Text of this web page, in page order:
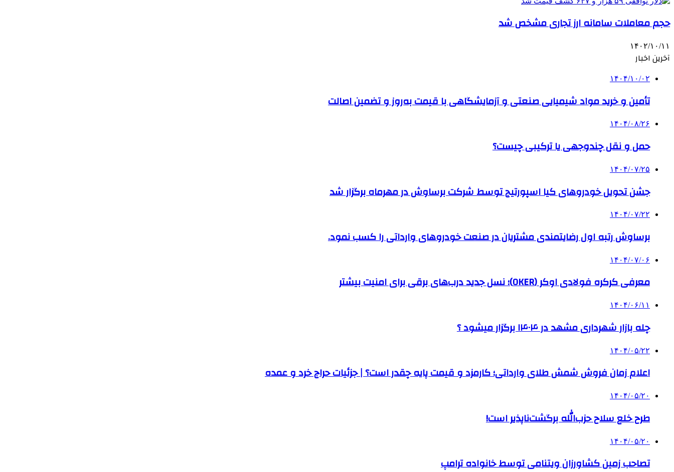
حجم معاملات سامانه ارز تجاری مشخص شد
۱۴۰۲/۱۰/۱۱
آخرین اخبار
۱۴۰۴/۱۰/۰۲
تأمین و خرید مواد شیمیایی صنعتی و آزمایشگاهی با قیمت به‌روز و تضمین اصالت
۱۴۰۴/۰۸/۲۶
حمل و نقل چندوجهی یا ترکیبی چیست؟
۱۴۰۴/۰۷/۲۵
جشن تحویل خودروهای کیا اسپورتیج توسط شرکت برساوش در مهرماه برگزار شد
۱۴۰۴/۰۷/۲۲
برساوش رتبه اول رضایتمندی مشتریان در صنعت خودروهای وارداتی را کسب نمود.
۱۴۰۴/۰۷/۰۶
معرفی کرکره فولادی اوکر (OKER)؛ نسل جدید درب‌های برقی برای امنیت بیشتر
۱۴۰۴/۰۶/۱۱
چله بازار شهرداری مشهد در ۱۴۰۴ برگزار میشود ؟
۱۴۰۴/۰۵/۲۲
اعلام زمان فروش شمش طلای وارداتی؛ کارمزد و قیمت پایه چقدر است؟ | جزئیات حراج خرد و عمده
۱۴۰۴/۰۵/۲۰
طرح خلع سلاح حزب‌الله برگشت‌ناپذیر است!
۱۴۰۴/۰۵/۲۰
تصاحب زمین کشاورزان ویتنامی توسط خانواده ترامپ